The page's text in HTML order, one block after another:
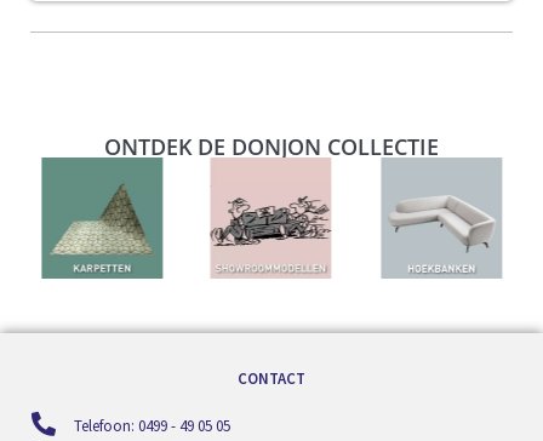
ONTDEK DE DONJON COLLECTIE
CONTACT
Telefoon: 0499 - 49 05 05